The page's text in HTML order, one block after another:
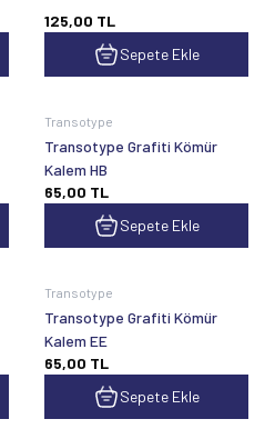
125,00 TL
Sepete Ekle
Transotype
Transotype Grafiti Kömür
Kalem HB
65,00 TL
Sepete Ekle
Transotype
Transotype Grafiti Kömür
Kalem EE
65,00 TL
Sepete Ekle